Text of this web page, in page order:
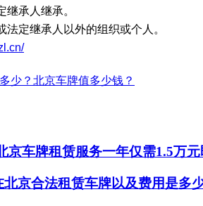
承人继承。
定继承人以外的组织或个人。
少？北京车牌值多少钱？
京车牌租赁服务一年仅需1.5万
京合法租赁车牌以及费用是多